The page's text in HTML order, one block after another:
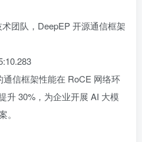
团队，DeepEP 开源通信框架
信框架性能在 RoCE 网络环
升 30%，为企业开展 AI 大模